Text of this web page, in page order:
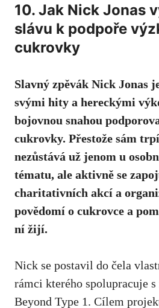
10. Jak Nick Jonas
slávu k podpoře
cukrovky
Slavný zpěvák ⁤Nick⁢ Jonas
svými hity a hereckými
bojovnou snahou
cukrovky. Přestože sám
nezůstává už ‍jenom u
tématu, ale aktivně se
charitativních akcí a
povědomí o cukrovce a
ní žijí.
Nick se postavil do čela
rámci kterého ⁣spolupracuje
Beyond ‍Type⁤ 1. Cílem